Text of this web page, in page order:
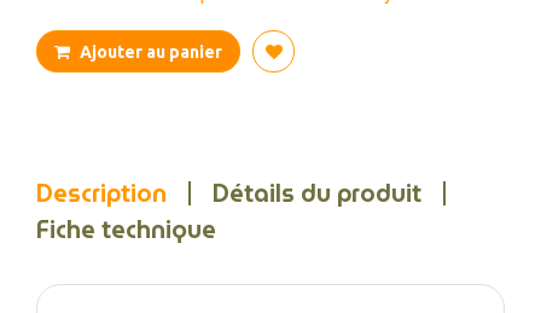
Ajouter au panier
Description
Détails du produit
Fiche technique